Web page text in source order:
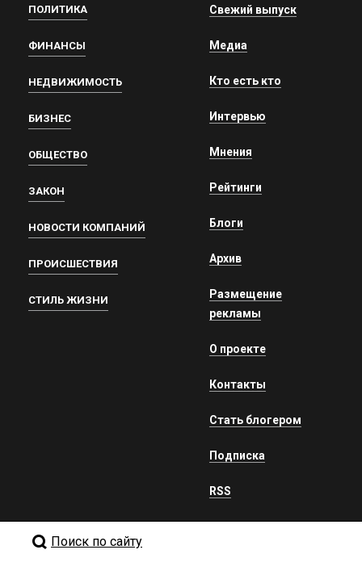
ПОЛИТИКА
ФИНАНСЫ
НЕДВИЖИМОСТЬ
БИЗНЕС
ОБЩЕСТВО
ЗАКОН
НОВОСТИ КОМПАНИЙ
ПРОИСШЕСТВИЯ
СТИЛЬ ЖИЗНИ
Свежий выпуск
Медиа
Кто есть кто
Интервью
Мнения
Рейтинги
Блоги
Архив
Размещение
рекламы
О проекте
Контакты
Стать блогером
Подписка
RSS
Поиск по сайту